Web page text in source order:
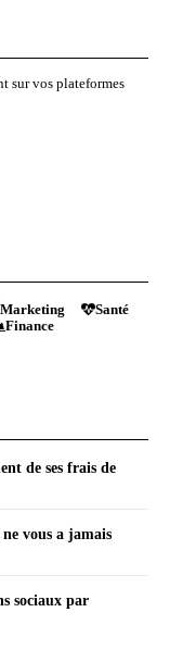
sur vos plateformes
Marketing
Santé
Finance
de ses frais de
ne vous a jamais
sociaux par